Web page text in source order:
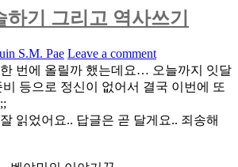
기 그리고 역사쓰기
S.M. Pae Leave a comment
번에 올릴까 했는데요… 오늘까지 잇달
등으로 정신이 없어서 결국 이번에 또
읽었어요.. 답글은 곧 달게요.. 죄송해